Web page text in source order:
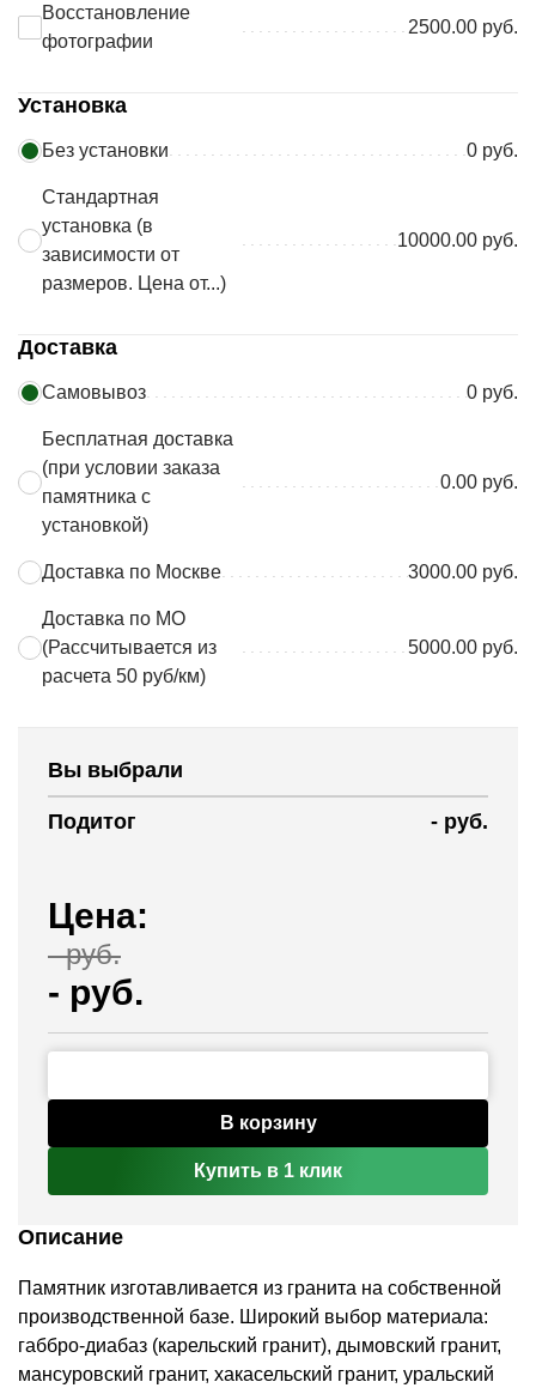
Восстановление
фотографии
2500.00 руб.
Установка
Без установки 0 руб.
Стандартная
установка (в
зависимости от
размеров. Цена от...)
10000.00 руб.
Доставка
Самовывоз 0 руб.
Бесплатная доставка
(при условии заказа
памятника с
установкой)
0.00 руб.
Доставка по Москве 3000.00 руб.
Доставка по МО
(Рассчитывается из
расчета 50 руб/км)
5000.00 руб.
Вы выбрали
Подитог - руб.
Цена:
-руб.
- руб.
В корзину
Купить в 1 клик
Описание
Памятник изготавливается из гранита на собственной
производственной базе. Широкий выбор материала:
габбро-диабаз (карельский гранит), дымовский гранит,
мансуровский гранит, хакасельский гранит, уральский